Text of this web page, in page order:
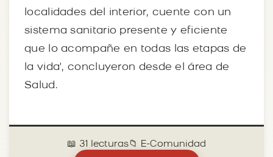
localidades del interior, cuente con un
sistema sanitario presente y eficiente
que lo acompañe en todas las etapas de
la vida', concluyeron desde el área de
Salud.
📖 31 lecturas📁 E-Comunidad